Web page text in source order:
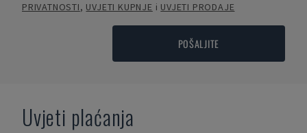
PRIVATNOSTI, UVJETI KUPNJE i UVJETI PRODAJE
POŠALJITE
Uvjeti plaćanja